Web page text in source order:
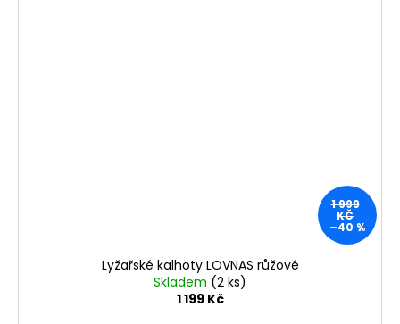
1 999
KČ
–40 %
Lyžařské kalhoty LOVNAS růžové
Skladem (2 ks)
1 199 Kč